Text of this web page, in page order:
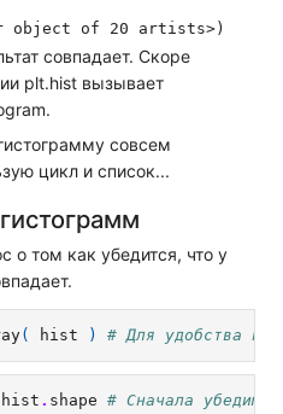
object of 20 artists>)
совпадает. Скоре
plt.hist вызывает
совсем
цикл и список...
о том как убедится, что у
( hist ) # Для удобства
hist . shape # Сначала